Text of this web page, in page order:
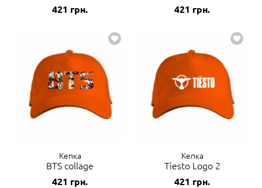
421 грн. 421 грн.
Кепка
BTS collage
421 грн.
Кепка
Tiesto Logo 2
421 грн.